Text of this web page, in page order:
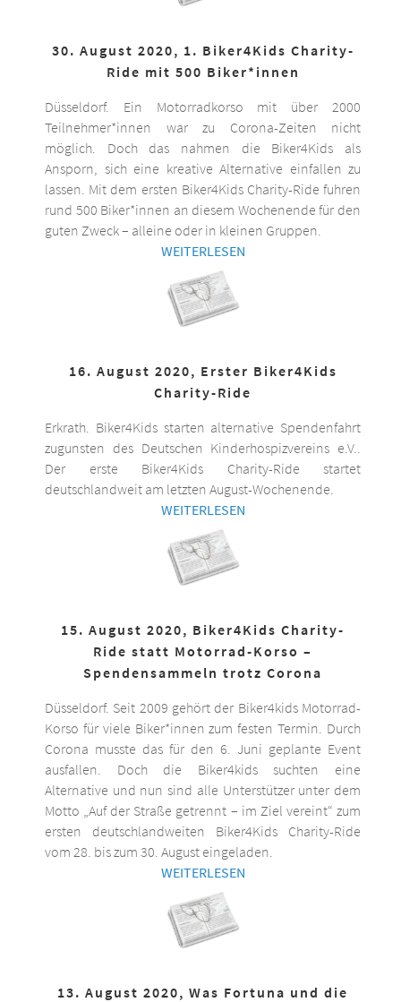
30. August 2020, 1. Biker4Kids Charity-
Ride mit 500 Biker*innen
Düsseldorf. Ein Motorradkorso mit über 2000
Teilnehmer*innen war zu Corona-Zeiten nicht
möglich. Doch das nahmen die Biker4Kids als
Ansporn, sich eine kreative Alternative einfallen zu
lassen. Mit dem ersten Biker4Kids Charity-Ride fuhren
rund 500 Biker*innen an diesem Wochenende für den
guten Zweck – alleine oder in kleinen Gruppen.
WEITERLESEN
16. August 2020, Erster Biker4Kids
Charity-Ride
Erkrath. Biker4Kids starten alternative Spendenfahrt
zugunsten des Deutschen Kinderhospizvereins e.V..
Der erste Biker4Kids Charity-Ride startet
deutschlandweit am letzten August-Wochenende.
WEITERLESEN
15. August 2020, Biker4Kids Charity-
Ride statt Motorrad-Korso –
Spendensammeln trotz Corona
Düsseldorf. Seit 2009 gehört der Biker4kids Motorrad-
Korso für viele Biker*innen zum festen Termin. Durch
Corona musste das für den 6. Juni geplante Event
ausfallen. Doch die Biker4kids suchten eine
Alternative und nun sind alle Unterstützer unter dem
Motto „Auf der Straße getrennt – im Ziel vereint“ zum
ersten deutschlandweiten Biker4Kids Charity-Ride
vom 28. bis zum 30. August eingeladen.
WEITERLESEN
13. August 2020, Was Fortuna und die